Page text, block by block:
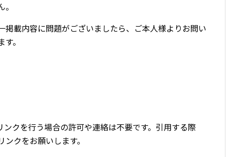
掲載内容に問題がございましたら、ご本人様よりお問い
。
クを行う場合の許可や連絡は不要です。引用する際
クをお願いします。